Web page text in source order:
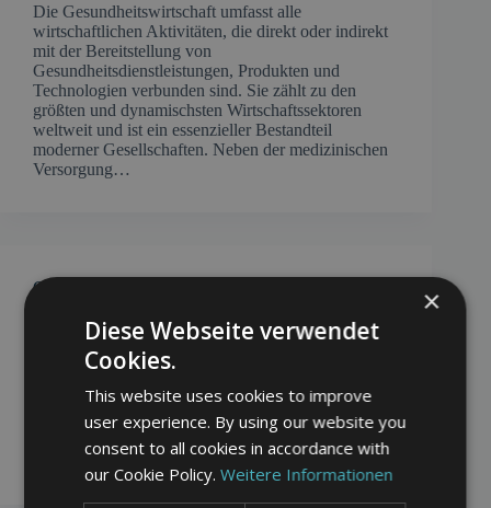
Die Gesundheitswirtschaft umfasst alle
wirtschaftlichen Aktivitäten, die direkt oder indirekt
mit der Bereitstellung von
Gesundheitsdienstleistungen, Produkten und
Technologien verbunden sind. Sie zählt zu den
größten und dynamischsten Wirtschaftssektoren
weltweit und ist ein essenzieller Bestandteil
moderner Gesellschaften. Neben der medizinischen
Versorgung…
Google-Bewertungen
Google-Bewertungen sind ein essenzieller
Bestandteil der Online-Reputation von
Unternehmen, Dienstleistern und öffentlichen
Erfahrungen mit einem Unternehmen zu teilen und
damit anderen potenziellen Kunden eine
Entscheidungshilfe zu bieten. Die Bewertungen
×
Diese Webseite verwendet
Cookies.
This website uses cookies to improve
user experience. By using our website you
consent to all cookies in accordance with
our Cookie Policy.Weitere Informationen